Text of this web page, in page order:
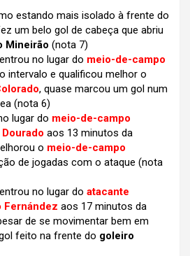
estando mais isolado à frente do
um belo gol de cabeça que abriu
Mineirão (nota 7)
entrou no lugar do meio-de-campo
intervalo e qualificou melhor o
, quase marcou um gol num
(nota 6)
lugar do meio-de-campo
aos 13 minutos da
o meio-de-campo
de jogadas com o ataque (nota
entrou no lugar do atacante
Fernández aos 17 minutos da
de se movimentar bem em
feito na frente do goleiro